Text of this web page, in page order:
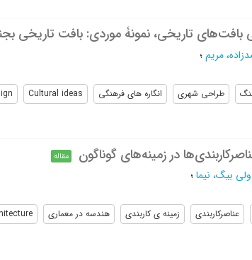
بافت‌های تاریخی، نمونۀ موردی: بافت تاریخی
مریم؛
طراحی شهری انگاره های فرهنگی Cultural ideas
در زمینه‌های گوناگون مقاله
ولی بیگ، نیما؛
عناصرکاربندی زمینه ی کاربندی هندسه در معماری